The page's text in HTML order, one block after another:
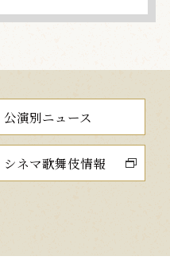
公演別ニュース
シネマ歌舞伎情報